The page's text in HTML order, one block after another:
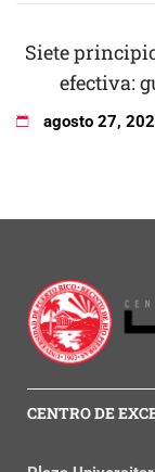
Siete
efectiva:
agosto 27,
CENTRO DE